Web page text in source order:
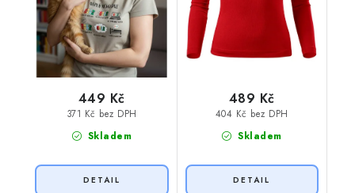
Skladem
371 Kč bez DPH
449 Kč
Skladem
404 Kč bez DPH
489 Kč